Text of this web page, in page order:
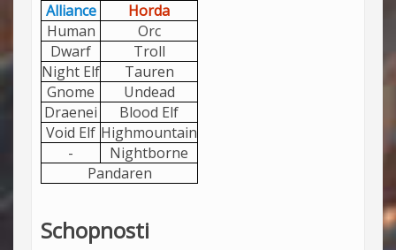
Alliance
Horda
Human
Orc
Dwarf
Troll
Night Elf
Tauren
Gnome
Undead
Draenei
Blood Elf
Void Elf Highmountain
-
Nightborne
Pandaren
Schopnosti